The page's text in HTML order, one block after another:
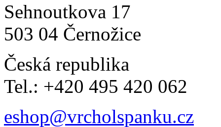
Sehnoutkova 17
503 04 Černožice
Česká republika
Tel.: +420 495 420 062
eshop@vrcholspanku.cz